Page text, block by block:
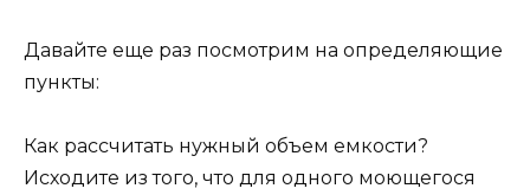
Давайте еще раз посмотрим на определяющие
пункты:
Как рассчитать нужный объем емкости?
Исходите из того, что для одного моющегося